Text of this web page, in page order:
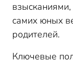
взысканиями,
самих юных
родителей.
Ключевые